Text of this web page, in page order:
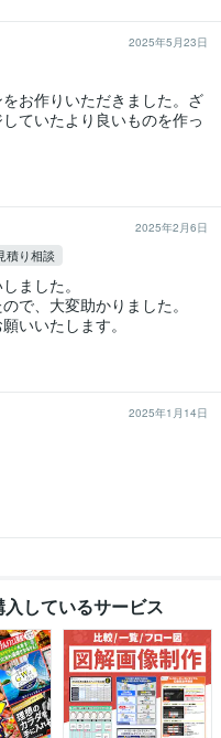
2025年5月23日
お作りいただきました。ざ
ていたより良いものを作っ
2025年2月6日
積り相談
ました。
で、大変助かりました。
いいたします。
2025年1月14日
しているサービス